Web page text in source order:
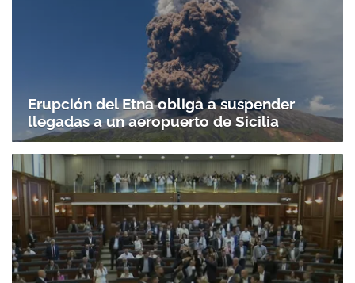
Erupción del Etna obliga a suspender
llegadas a un aeropuerto de Sicilia